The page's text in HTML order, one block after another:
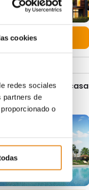
cookies
redes sociales
partners de
o
Descúbrelas aquí
vivir en una casa
estilo de vida